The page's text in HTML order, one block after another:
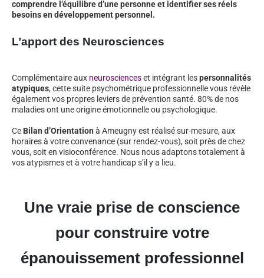
comprendre l’équilibre d’une personne et identifier ses réels
besoins en développement personnel.
L’apport des Neurosciences
Complémentaire aux neuroscienceset intégrant lespersonnalités
atypiques, cette suite psychométrique professionnelle vous révèle
également vos propres leviers de prévention santé. 80% de nos
maladies ont une origine émotionnelle ou psychologique.
Ce Bilan d’Orientation à Ameugny est réalisé sur-mesure, aux
horaires à votre convenance (sur rendez-vous), soit près de chez
vous, soit en visioconférence. Nous nous adaptons totalement à
vos atypismes et à votre handicap s’il y a lieu.
Une vraie prise de conscience
pour construire votre
épanouissement professionnel